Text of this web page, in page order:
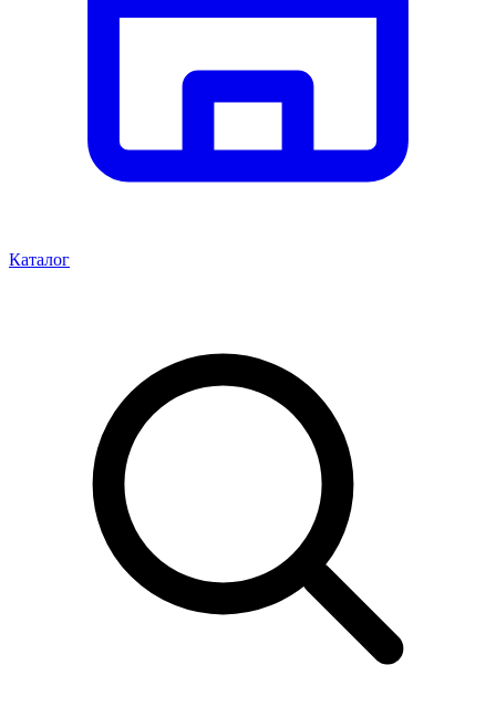
Каталог